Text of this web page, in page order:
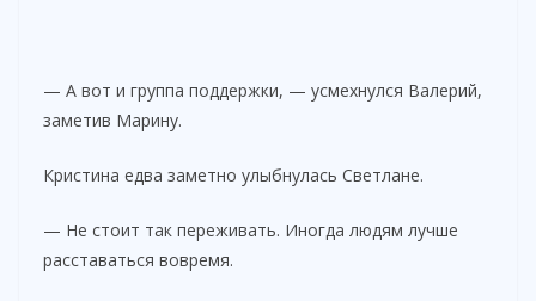
— А вот и группа поддержки, — усмехнулся Валерий,
заметив Марину.
Кристина едва заметно улыбнулась Светлане.
— Не стоит так переживать. Иногда людям лучше
расставаться вовремя.